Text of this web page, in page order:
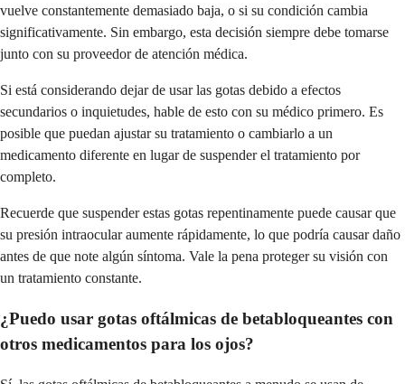
vuelve constantemente demasiado baja, o si su condición cambia
significativamente. Sin embargo, esta decisión siempre debe tomarse
junto con su proveedor de atención médica.
Si está considerando dejar de usar las gotas debido a efectos
secundarios o inquietudes, hable de esto con su médico primero. Es
posible que puedan ajustar su tratamiento o cambiarlo a un
medicamento diferente en lugar de suspender el tratamiento por
completo.
Recuerde que suspender estas gotas repentinamente puede causar que
su presión intraocular aumente rápidamente, lo que podría causar daño
antes de que note algún síntoma. Vale la pena proteger su visión con
un tratamiento constante.
¿Puedo usar gotas oftálmicas de betabloqueantes con
otros medicamentos para los ojos?